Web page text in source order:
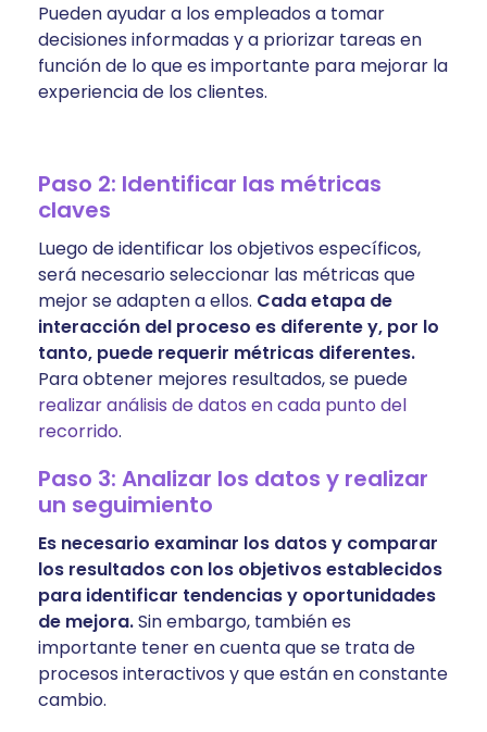
Pueden ayudar a los empleados a tomar
decisiones informadas y a priorizar tareas en
función de lo que es importante para mejorar la
experiencia de los clientes.
Paso 2: Identificar las métricas
claves
Luego de identificar los objetivos específicos,
será necesario seleccionar las métricas que
mejor se adapten a ellos. Cada etapa de
interacción del proceso es diferente y, por lo
tanto, puede requerir métricas diferentes.
Para obtener mejores resultados, se puede
realizar análisis de datos en cada punto del
recorrido.
Paso 3: Analizar los datos y realizar
un seguimiento
Es necesario examinar los datos y comparar
los resultados con los objetivos establecidos
para identificar tendencias y oportunidades
de mejora.Sin embargo, también es
importante tener en cuenta que se trata de
procesos interactivos y que están en constante
cambio.